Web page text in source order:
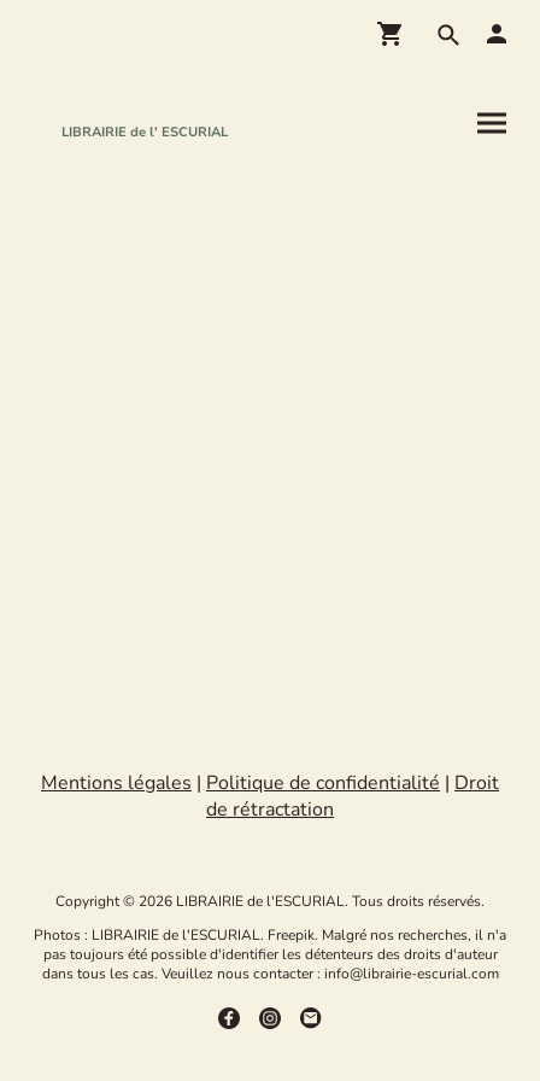
LIBRAIRIE de l' ESCURIAL
Mentions légales | Politique de confidentialité | Droit
de rétractation
Copyright © 2026 LIBRAIRIE de l'ESCURIAL. Tous droits réservés.
Photos : LIBRAIRIE de l'ESCURIAL. Freepik. Malgré nos recherches, il n'a
pas toujours été possible d'identifier les détenteurs des droits d'auteur
dans tous les cas. Veuillez nous contacter : info@librairie-escurial.com